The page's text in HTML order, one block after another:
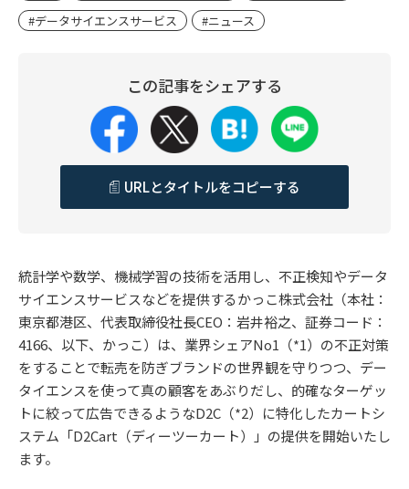
#データサイエンスサービス
#ニュース
この記事をシェアする
URLとタイトルをコピーする
統計学や数学、機械学習の技術を活用し、不正検知やデータ
サイエンスサービスなどを提供するかっこ株式会社（本社：
東京都港区、代表取締役社長CEO：岩井裕之、証券コード：
4166、以下、かっこ）は、業界シェアNo1（*1）の不正対策
をすることで転売を防ぎブランドの世界観を守りつつ、デー
タイエンスを使って真の顧客をあぶりだし、的確なターゲッ
トに絞って広告できるようなD2C（*2）に特化したカートシ
ステム「D2Cart（ディーツーカート）」の提供を開始いたし
ます。